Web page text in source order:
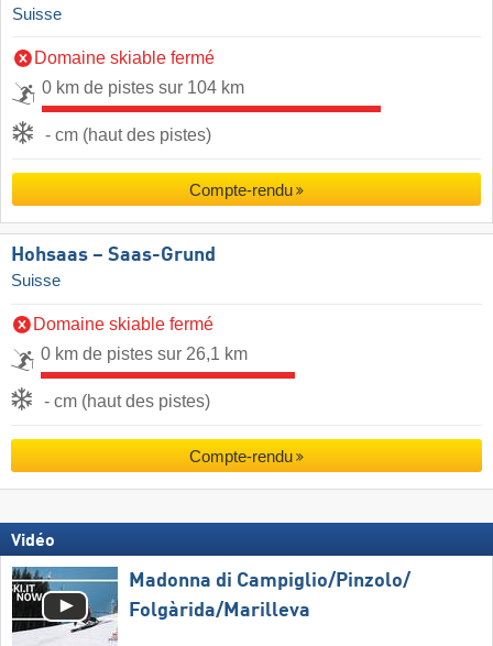
Suisse
Domaine skiable fermé
0 km de pistes sur 104 km
- cm (haut des pistes)
Compte-rendu
Hohsaas – Saas-Grund
Suisse
Domaine skiable fermé
0 km de pistes sur 26,1 km
- cm (haut des pistes)
Compte-rendu
Vidéo
Madonna di Campiglio/​Pinzolo/​
Folgàrida/​Marilleva